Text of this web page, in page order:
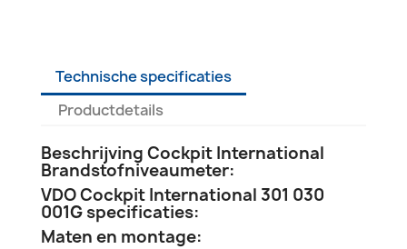
Technische specificaties
Productdetails
Beschrijving Cockpit International
Brandstofniveaumeter:
VDO Cockpit International 301 030
001G specificaties:
Maten en montage: